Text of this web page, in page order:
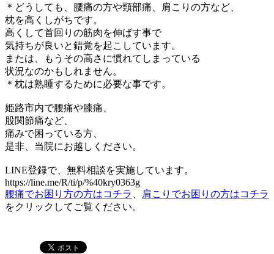
＊どうしても、腰痛の方や頸部痛、肩こりの方など、
枕を高くしがちです。
高くして首回りの筋肉を伸ばす事で
気持ちが良いと錯覚を起こしています。
または、もうその高さに慣れてしまっている
状況なのかもしれません。
＊枕は熟睡するために必要な事です。
姫路市内で腰痛や膝痛、
股関節痛など、
痛みで困っている方、
是非、当院にお越しください。
LINE登録で、無料相談を実施しています。
https://line.me/R/ti/p/%40kry0363g
腰痛でお困り方の方はコチラ
肩こりでお困りの方はコチラ
をクリックしてご覧ください。